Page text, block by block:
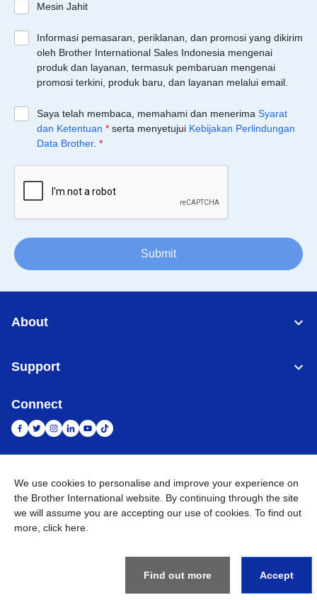
Mesin Jahit
Informasi pemasaran, periklanan, dan promosi yang dikirim
oleh Brother International Sales Indonesia mengenai
produk dan layanan, termasuk pembaruan mengenai
promosi terkini, produk baru, dan layanan melalui email.
Saya telah membaca, memahami dan menerima Syarat
dan Ketentuan * serta menyetujui Kebijakan Perlindungan
Data Brother. *
Submit
About
Support
Connect
Indonesia Jaringan Global
Privacy Policy Ketentuan Penggunaan Site Map Kunjungi Situs Global
Rights Reserved
We use cookies to personalise and improve your experience on
the Brother International website. By continuing through the site
we will assume you are accepting our use of cookies. To find out
more, click here
Find out more Accept